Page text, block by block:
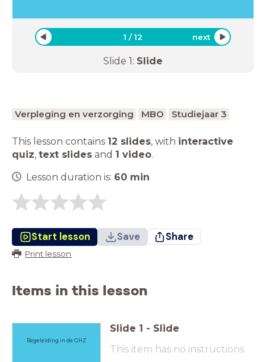
1 /12 next
Slide 1: Slide
Verpleging en verzorging MBO Studiejaar 3
This lesson contains 12 slides, with interactive
quiz, text slides and 1 video.
Lesson duration is: 60 min
Start lesson Save Share
Print lesson
Items in this lesson
Begeleiding in de GHZ
Slide 1 - Slide
This item has no instructions